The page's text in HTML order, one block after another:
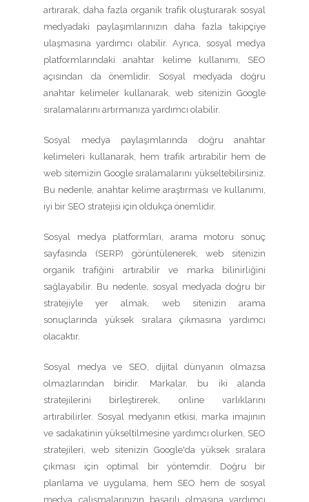
artırarak, daha fazla organik trafik oluşturarak sosyal
medyadaki paylaşımlarınızın daha fazla takipçiye
ulaşmasına yardımcı olabilir. Ayrıca, sosyal medya
platformlarındaki anahtar kelime kullanımı, SEO
açısından da önemlidir. Sosyal medyada doğru
anahtar kelimeler kullanarak, web sitenizin Google
sıralamalarını artırmanıza yardımcı olabilir.
Sosyal medya paylaşımlarında doğru anahtar
kelimeleri kullanarak, hem trafik artırabilir hem de
web sitemizin Google sıralamalarını yükseltebilirsiniz.
Bu nedenle, anahtar kelime araştırması ve kullanımı,
iyi bir SEO stratejisi için oldukça önemlidir.
Sosyal medya platformları, arama motoru sonuç
sayfasında (SERP) görüntülenerek, web sitenizin
organik trafiğini artırabilir ve marka bilinirliğini
sağlayabilir. Bu nedenle, sosyal medyada doğru bir
stratejiyle yer almak, web sitenizin arama
sonuçlarında yüksek sıralara çıkmasına yardımcı
olacaktır.
Sosyal medya ve SEO, dijital dünyanın olmazsa
olmazlarından biridir. Markalar, bu iki alanda
stratejilerini birleştirerek, online varlıklarını
artırabilirler. Sosyal medyanın etkisi, marka imajının
ve sadakatinin yükseltilmesine yardımcı olurken, SEO
stratejileri, web sitenizin Google'da yüksek sıralara
çıkması için optimal bir yöntemdir. Doğru bir
planlama ve uygulama, hem SEO hem de sosyal
medya çalışmalarınızın başarılı olmasına yardımcı